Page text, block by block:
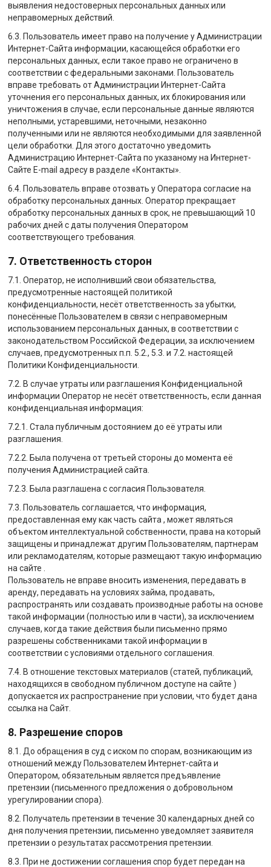
выявления недостоверных персональных данных или
неправомерных действий.
6.3. Пользователь имеет право на получение у Администрации
Интернет-Сайта информации, касающейся обработки его
персональных данных, если такое право не ограничено в
соответствии с федеральными законами. Пользователь
вправе требовать от Администрации Интернет-Сайта
уточнения его персональных данных, их блокирования или
уничтожения в случае, если персональные данные являются
неполными, устаревшими, неточными, незаконно
полученными или не являются необходимыми для заявленной
цели обработки. Для этого достаточно уведомить
Администрацию Интернет-Сайта по указаному на Интернет-
Сайте E-mail адресу в разделе «Контакты».
6.4. Пользователь вправе отозвать у Оператора согласие на
обработку персональных данных. Оператор прекращает
обработку персональных данных в срок, не превышающий 10
рабочих дней с даты получения Оператором
соответствующего требования.
7. Ответственность сторон
7.1. Оператор, не исполнивший свои обязательства,
предусмотренные настоящей политикой
конфиденциальности, несёт ответственность за убытки,
понесённые Пользователем в связи с неправомерным
использованием персональных данных, в соответствии с
законодательством Российской Федерации, за исключением
случаев, предусмотренных п.п. 5.2., 5.3. и 7.2. настоящей
Политики Конфиденциальности.
7.2. В случае утраты или разглашения Конфиденциальной
информации Оператор не несёт ответственность, если данная
конфиденциальная информация:
7.2.1. Стала публичным достоянием до её утраты или
разглашения.
7.2.2. Была получена от третьей стороны до момента её
получения Администрацией сайта.
7.2.3. Была разглашена с согласия Пользователя.
7.3. Пользователь соглашается, что информация,
предоставленная ему как часть сайта , может являться
объектом интеллектуальной собственности, права на который
защищены и принадлежат другим Пользователям, партнерам
или рекламодателям, которые размещают такую информацию
на сайте .
Пользователь не вправе вносить изменения, передавать в
аренду, передавать на условиях займа, продавать,
распространять или создавать производные работы на основе
такой информации (полностью или в части), за исключением
случаев, когда такие действия были письменно прямо
разрешены собственниками такой информации в
соответствии с условиями отдельного соглашения.
7.4. В отношение текстовых материалов (статей, публикаций,
находящихся в свободном публичном доступе на сайте )
допускается их распространение при условии, что будет дана
ссылка на Сайт.
8. Разрешение споров
8.1. До обращения в суд с иском по спорам, возникающим из
отношений между Пользователем Интернет-сайта и
Оператором, обязательным является предъявление
претензии (письменного предложения о добровольном
урегулировании спора).
8.2. Получатель претензии в течение 30 календарных дней со
дня получения претензии, письменно уведомляет заявителя
претензии о результатах рассмотрения претензии.
8.3. При не достижении соглашения спор будет передан на